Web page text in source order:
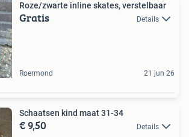
Roze/zwarte inline skates, verstelbaar
Gratis Details
Roermond 21 jun 26
Schaatsen kind maat 31-34
€ 9,50 Details